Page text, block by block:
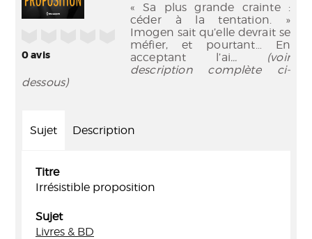
0avis
« Sa plus grande crainte :
céder à la tentation. »
Imogen sait qu’elle devrait se
méfier, et pourtant… En
acceptant l’ai... (voir
description complète ci-
dessous)
Sujet Description
Titre
Irrésistible proposition
Sujet
Livres & BD